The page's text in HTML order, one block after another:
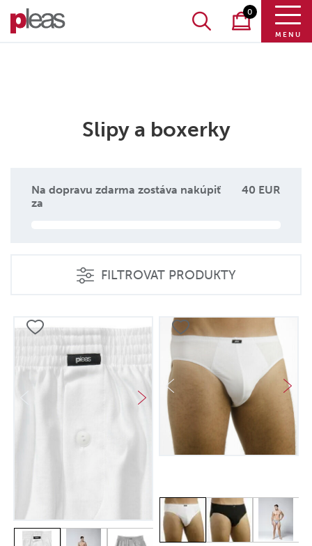
0
MENU
Slipy a boxerky
Na dopravu zdarma zostáva nakúpiť
za
40 EUR
FILTROVAT PRODUKTY